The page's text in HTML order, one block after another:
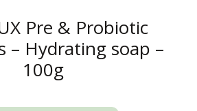
Pre & Probiotic
– Hydrating soap –
100g